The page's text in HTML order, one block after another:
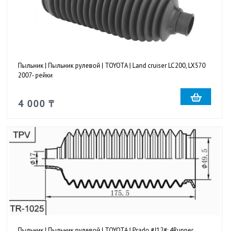
Пыльник | Пыльник рулевой | TOYOTA | Land cruiser LC200, LX570
2007- рейки
4 000 ₸